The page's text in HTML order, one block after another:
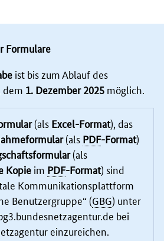
Formulare
ist bis zum Ablauf des
dem 1. Dezember 2025 möglich.
(als Excel-Format), das
(als PDF-Format)
(als
Kopie im PDF-Format) sind
Kommunikationsplattform
Benutzergruppe“ (GBG) unter
bei
einzureichen.